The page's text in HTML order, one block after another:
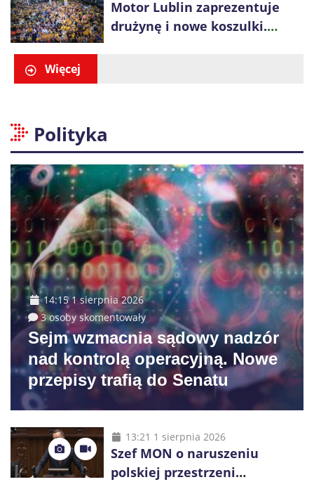
Motor Lublin zaprezentuje
drużynę i nowe koszulki.
Więcej
Polityka
14:15 1 sierpnia 2026
3 osoby skomentowały
Sejm wzmacnia sądowy nadzór
nad kontrolą operacyjną. Nowe
przepisy trafią do Senatu
13:21 1 sierpnia 2026
Szef MON o naruszeniu
polskiej przestrzeni